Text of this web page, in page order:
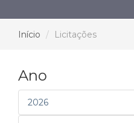
Início Licitações
Ano
2026